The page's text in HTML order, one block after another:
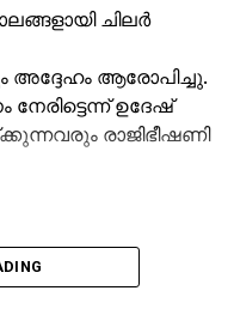
ചിലര്‍
അദ്ദേഹം ആരോപിച്ചു.
നേരിട്ടെന്ന് ഉദേഷ്
രാജിഭീഷണി